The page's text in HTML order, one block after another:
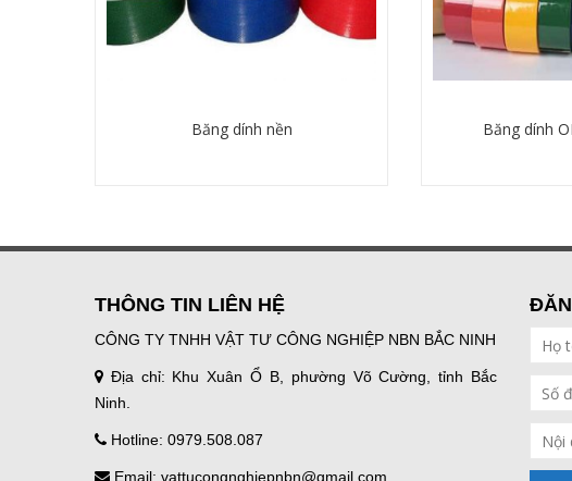
Băng dính nền Băng dính
THÔNG TIN LIÊN HỆ
CÔNG TY TNHH VẬT TƯ CÔNG NGHIỆP NBN BẮC NINH
Địa chỉ: Khu Xuân Ổ B, phường Võ Cường, tỉnh Bắc
Ninh.
Hotline: 0979.508.087
Email: vattucongnghiepnbn@gmail.com